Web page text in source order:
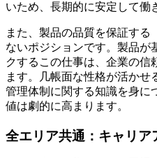
いため、長期的に安定して働
また、製品の品質を保証する
ないポジションです。製品が
クするこの仕事は、企業の信
ます。几帳面な性格が活かせ
管理体制に関する知識を身に
値は劇的に高まります。
全エリア共通：キャリア